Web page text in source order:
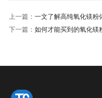
上一篇： 一文了解高纯氧化镁粉
下一篇： 如何才能买到的氧化镁